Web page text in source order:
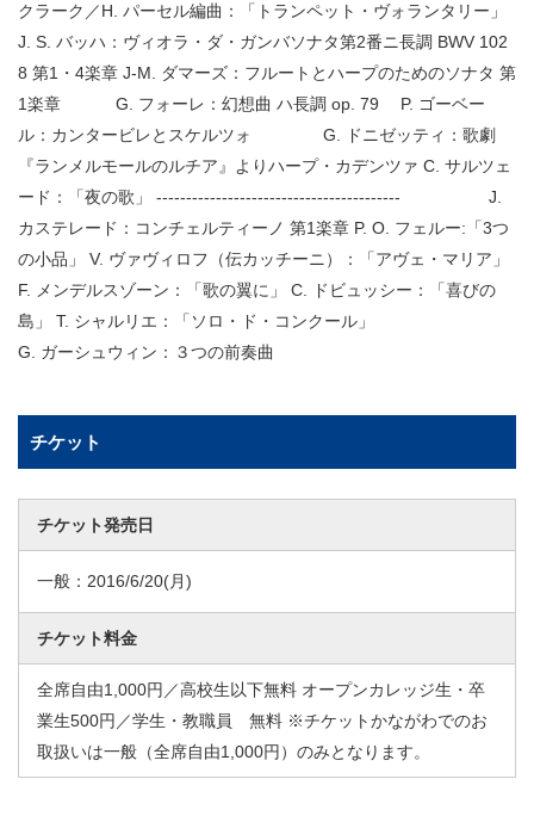
クラーク／H. パーセル編曲：「トランペット・ヴォランタリー」
J. S. バッハ：ヴィオラ・ダ・ガンバソナタ第2番ニ長調 BWV 102
8 第1・4楽章 J-M. ダマーズ：フルートとハープのためのソナタ 第
1楽章 G. フォーレ：幻想曲 ハ長調 op. 79 P. ゴーベー
ル：カンタービレとスケルツォ G. ドニゼッティ：歌劇
『ランメルモールのルチア』よりハープ・カデンツァ C. サルツェ
ード：「夜の歌」 ----------------------------------------- J.
カステレード：コンチェルティーノ 第1楽章 P. O. フェルー:「3つ
の小品」 V. ヴァヴィロフ（伝カッチーニ）：「アヴェ・マリア」
F. メンデルスゾーン：「歌の翼に」 C. ドビュッシー：「喜びの
島」 T. シャルリエ：「ソロ・ド・コンクール」
G. ガーシュウィン：３つの前奏曲
チケット
チケット発売日
一般： 2016/6/20(月)
チケット料金
全席自由1,000円／高校生以下無料 オープンカレッジ生・卒
業生500円／学生・教職員 無料 ※チケットかながわでのお
取扱いは一般（全席自由1,000円）のみとなります。